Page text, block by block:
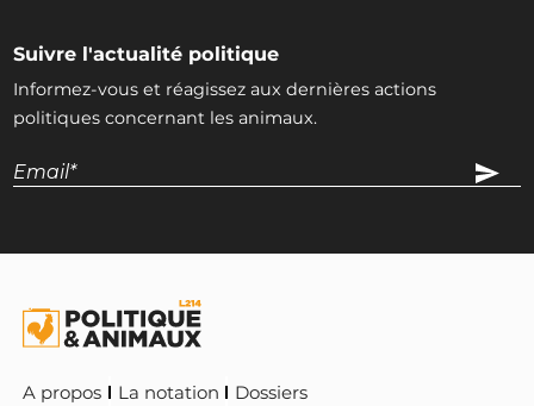
Suivre l'actualité politique
Informez-vous et réagissez aux dernières actions
politiques concernant les animaux.
A propos La notation Dossiers